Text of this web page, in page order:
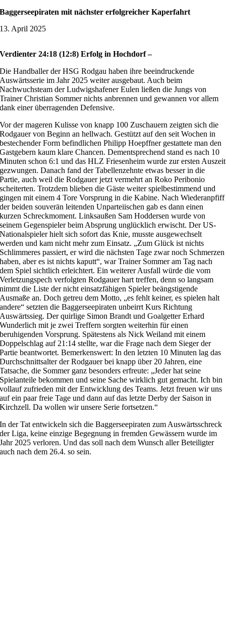
Baggerseepiraten mit nächster erfolgreicher Kaperfahrt
13. April 2025
Verdienter 24:18 (12:8) Erfolg in Hochdorf –
Die Handballer der HSG Rodgau haben ihre beeindruckende
Auswärtsserie im Jahr 2025 weiter ausgebaut. Auch beim
Nachwuchsteam der Ludwigshafener Eulen ließen die Jungs von
Trainer Christian Sommer nichts anbrennen und gewannen vor allem
dank einer überragenden Defensive.
Vor der mageren Kulisse von knapp 100 Zuschauern zeigten sich die
Rodgauer von Beginn an hellwach. Gestützt auf den seit Wochen in
bestechender Form befindlichen Philipp Hoepffner gestattete man den
Gastgebern kaum klare Chancen. Dementsprechend stand es nach 10
Minuten schon 6:1 und das HLZ Friesenheim wurde zur ersten Auszeit
gezwungen. Danach fand der Tabellenzehnte etwas besser in die
Partie, auch weil die Rodgauer jetzt vermehrt an Roko Peribonio
scheiterten. Trotzdem blieben die Gäste weiter spielbestimmend und
gingen mit einem 4 Tore Vorsprung in die Kabine. Nach Wiederanpfiff
der beiden souverän leitenden Unparteiischen gab es dann einen
kurzen Schreckmoment. Linksaußen Sam Hoddersen wurde von
seinem Gegenspieler beim Absprung unglücklich erwischt. Der US-
Nationalspieler hielt sich sofort das Knie, musste ausgewechselt
werden und kam nicht mehr zum Einsatz. „Zum Glück ist nichts
Schlimmeres passiert, er wird die nächsten Tage zwar noch Schmerzen
haben, aber es ist nichts kaputt“, war Trainer Sommer am Tag nach
dem Spiel sichtlich erleichtert. Ein weiterer Ausfall würde die vom
Verletzungspech verfolgten Rodgauer hart treffen, denn so langsam
nimmt die Liste der nicht einsatzfähigen Spieler beängstigende
Ausmaße an. Doch getreu dem Motto, „es fehlt keiner, es spielen halt
andere“ setzten die Baggerseepiraten unbeirrt Kurs Richtung
Auswärtssieg. Der quirlige Simon Brandt und Goalgetter Erhard
Wunderlich mit je zwei Treffern sorgten weiterhin für einen
beruhigenden Vorsprung. Spätestens als Nick Weiland mit einem
Doppelschlag auf 21:14 stellte, war die Frage nach dem Sieger der
Partie beantwortet. Bemerkenswert: In den letzten 10 Minuten lag das
Durchschnittsalter der Rodgauer bei knapp über 20 Jahren, eine
Tatsache, die Sommer ganz besonders erfreute: „Jeder hat seine
Spielanteile bekommen und seine Sache wirklich gut gemacht. Ich bin
vollauf zufrieden mit der Entwicklung des Teams. Jetzt freuen wir uns
auf ein paar freie Tage und dann auf das letzte Derby der Saison in
Kirchzell. Da wollen wir unsere Serie fortsetzen.“
In der Tat entwickeln sich die Baggerseepiraten zum Auswärtsschreck
der Liga, keine einzige Begegnung in fremden Gewässern wurde im
Jahr 2025 verloren. Und das soll nach dem Wunsch aller Beteiligter
auch nach dem 26.4. so sein.